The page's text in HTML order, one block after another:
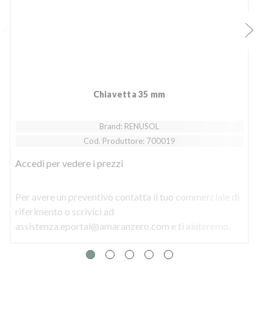
Chiavetta 35 mm
Brand: RENUSOL
Cod. Produttore: 700019
Accedi per vedere i prezzi
Per avere un preventivo contatta il tuo commerciale di
riferimento o scrivici ad
assistenza.eportal@amaranzero.com e ti aiuteremo.